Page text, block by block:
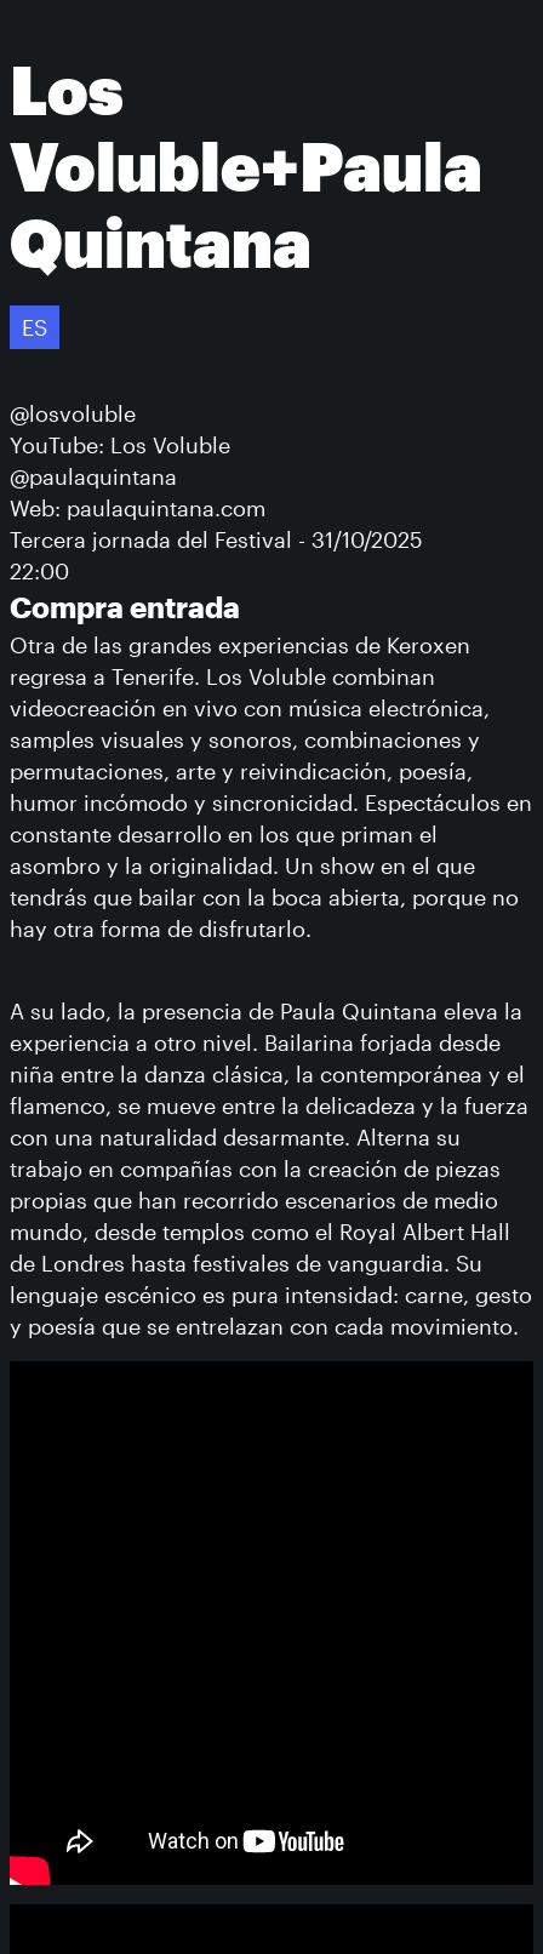
Los
Voluble+Paula
Quintana
ES
@losvoluble
YouTube: Los Voluble
@paulaquintana
Web: paulaquintana.com
Tercera jornada del Festival - 31/10/2025
22:00
Compra entrada
Otra de las grandes experiencias de Keroxen
regresa a Tenerife. Los Voluble combinan
videocreación en vivo con música electrónica,
samples visuales y sonoros, combinaciones y
permutaciones, arte y reivindicación, poesía,
humor incómodo y sincronicidad. Espectáculos en
constante desarrollo en los que priman el
asombro y la originalidad. Un show en el que
tendrás que bailar con la boca abierta, porque no
hay otra forma de disfrutarlo.
A su lado, la presencia de Paula Quintana eleva la
experiencia a otro nivel. Bailarina forjada desde
niña entre la danza clásica, la contemporánea y el
flamenco, se mueve entre la delicadeza y la fuerza
con una naturalidad desarmante. Alterna su
trabajo en compañías con la creación de piezas
propias que han recorrido escenarios de medio
mundo, desde templos como el Royal Albert Hall
de Londres hasta festivales de vanguardia. Su
lenguaje escénico es pura intensidad: carne, gesto
y poesía que se entrelazan con cada movimiento.